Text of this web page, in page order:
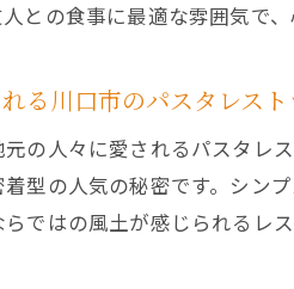
との食事に最適な雰囲気で
る川口市のパスタレスト
の人々に愛されるパスタレ
着型の人気の秘密です。シン
ではの風土が感じられるレ